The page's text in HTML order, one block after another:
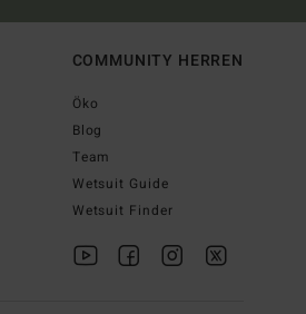
COMMUNITY HERREN
Öko
Blog
Team
Wetsuit Guide
Wetsuit Finder